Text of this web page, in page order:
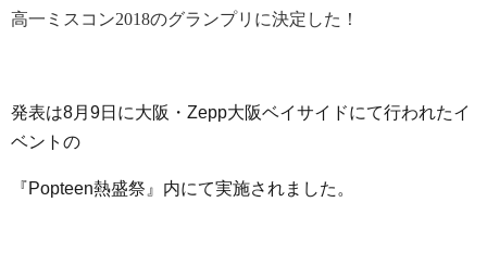
高一ミスコン2018のグランプリに決定した！
発表は8月9日に大阪・Zepp大阪ベイサイドにて行われたイ
ベントの
『Popteen熱盛祭』内にて実施されました。